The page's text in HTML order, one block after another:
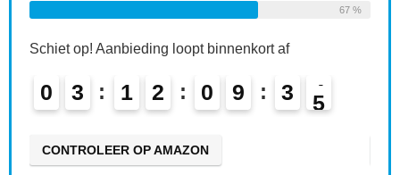
af
3
Schiet op! Aanbieding loopt
0 4 1 2
CONTROLEER OP AMAZON